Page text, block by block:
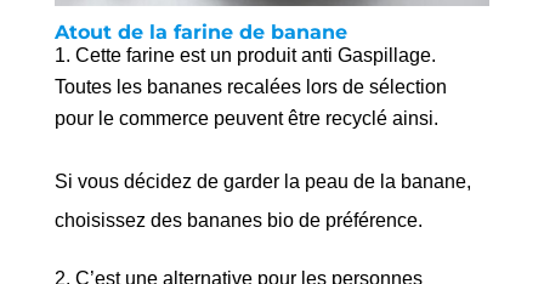
Atout de la farine de banane
Cette farine est un produit anti Gaspillage.
Toutes les bananes recalées lors de sélection
pour le commerce peuvent être recyclé ainsi.
Si vous décidez de garder la peau de la banane,
choisissez des bananes bio de préférence.
2. C’est une alternative pour les personnes